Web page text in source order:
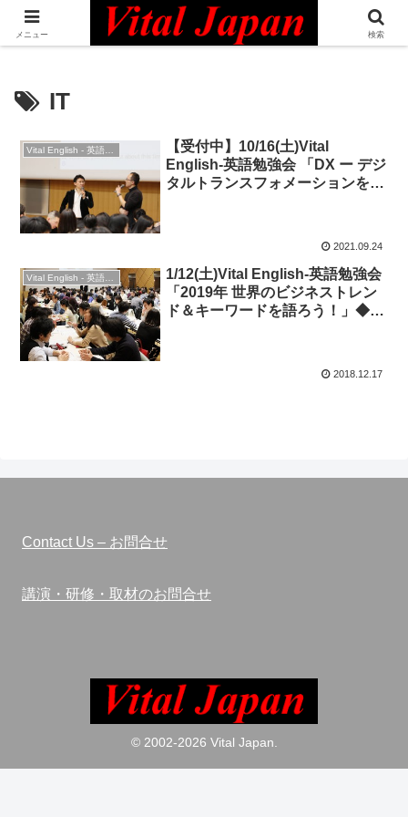
日本最大級の英語コミュニティ・Bilingual Professionals Network
IT
Vital English - 英語勉強会
【受付中】10/16(土)Vital
English-英語勉強会 「DX ー デジ
タルトランスフォメーションを英
2021.09.24
Vital English - 英語勉強会
1/12(土)Vital English-英語勉強会
「2019年 世界のビジネストレン
ド＆キーワードを語ろう！」◆ビ
2018.12.17
Contact Us – お問合せ
講演・研修・取材のお問合せ
© 2002-2026 Vital Japan.
メニュー 検索